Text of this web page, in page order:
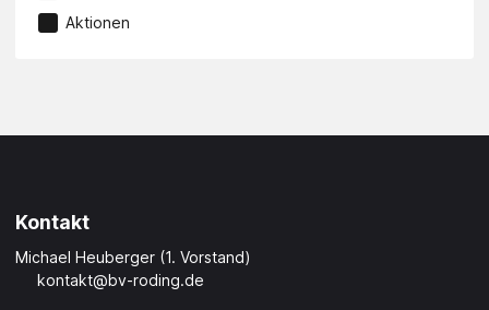
Aktionen
Kontakt
Michael Heuberger (1. Vorstand)
kontakt@bv-roding.de